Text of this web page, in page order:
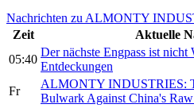
Nachrichten zu ALMONTY
Zeit
Aktuelle
05:40
Der nächste Engpass ist nicht
Entdeckungen
Fr
ALMONTY INDUSTRIES:
Bulwark Against China's